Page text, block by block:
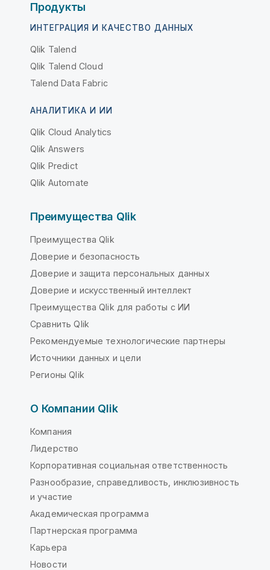
Продукты
ИНТЕГРАЦИЯ И КАЧЕСТВО ДАННЫХ
Qlik Talend
Qlik Talend Cloud
Talend Data Fabric
АНАЛИТИКА И ИИ
Qlik Cloud Analytics
Qlik Answers
Qlik Predict
Qlik Automate
Преимущества Qlik
Преимущества Qlik
Доверие и безопасность
Доверие и защита персональных данных
Доверие и искусственный интеллект
Преимущества Qlik для работы с ИИ
Сравнить Qlik
Рекомендуемые технологические партнеры
Источники данных и цели
Регионы Qlik
О Компании Qlik
Компания
Лидерство
Корпоративная социальная ответственность
Разнообразие, справедливость, инклюзивность
и участие
Академическая программа
Партнерская программа
Карьера
Новости